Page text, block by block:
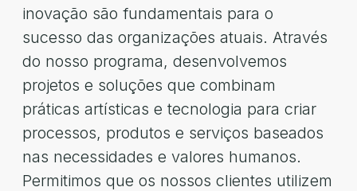
inovação são fundamentais para o
sucesso das organizações atuais. Através
do nosso programa, desenvolvemos
projetos e soluções que combinam
práticas artísticas e tecnologia para criar
processos, produtos e serviços baseados
nas necessidades e valores humanos.
Permitimos que os nossos clientes utilizem